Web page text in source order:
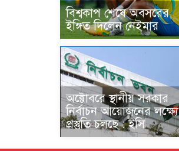
বিশ্বকাপ শেষে অবসরের
ইঙ্গিত দিলেন নেইমার
অক্টোবরে স্থানীয় সরকার
নির্বাচন আয়োজনের লক্ষ্যে
প্রস্তুতি চলছে : ইসি